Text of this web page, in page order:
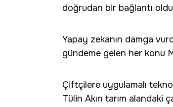
doğrudan bir bağlantı
Yapay zekanın damga
gündeme gelen her konu
Çiftçilere uygulamalı
Tülin Akın tarım alandaki